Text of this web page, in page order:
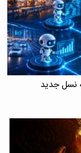
نسل جدید